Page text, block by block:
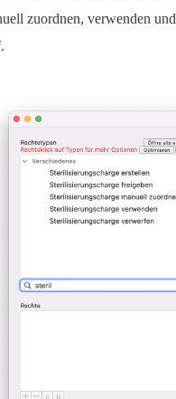
zuordnen, verwenden